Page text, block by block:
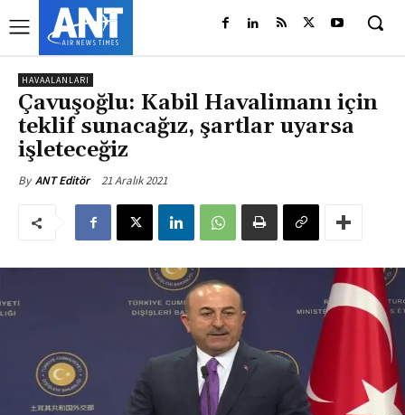
HAVAALANLARI
Çavuşoğlu: Kabil Havalimanı için
teklif sunacağız, şartlar uyarsa
işleteceğiz
By ANT Editör 21 Aralık 2021